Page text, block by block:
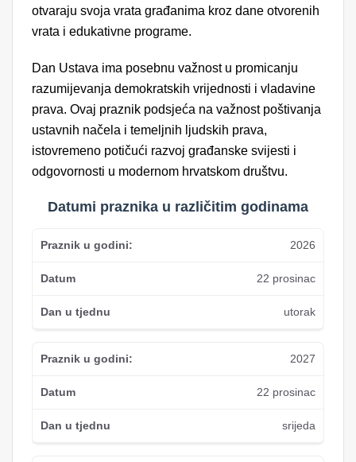
otvaraju svoja vrata građanima kroz dane otvorenih
vrata i edukativne programe.
Dan Ustava ima posebnu važnost u promicanju
razumijevanja demokratskih vrijednosti i vladavine
prava. Ovaj praznik podsjeća na važnost poštivanja
ustavnih načela i temeljnih ljudskih prava,
istovremeno potičući razvoj građanske svijesti i
odgovornosti u modernom hrvatskom društvu.
Datumi praznika u različitim godinama
2026
22 prosinac
utorak
2027
22 prosinac
srijeda